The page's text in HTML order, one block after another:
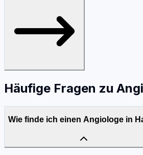
Häufige Fragen zu
Wie finde ich einen Angiologe in